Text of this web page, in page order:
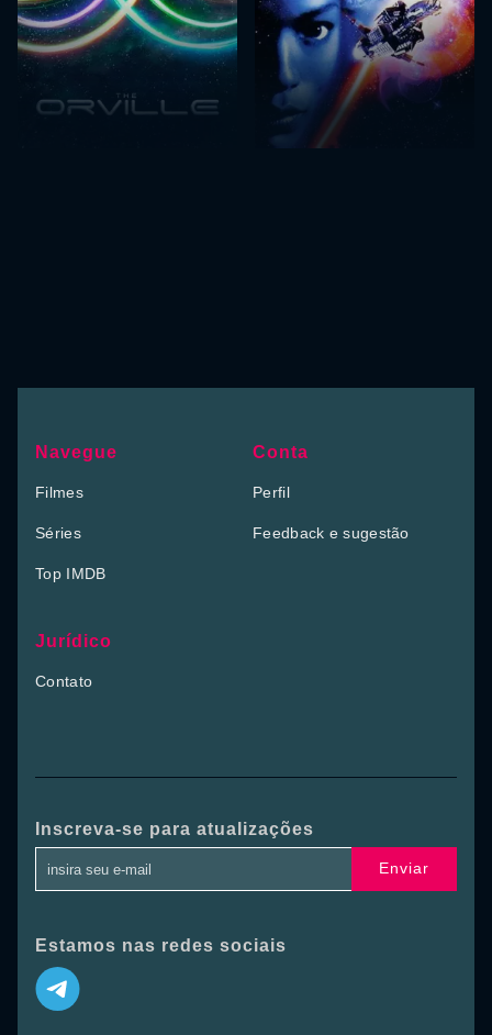
Navegue
Filmes
Séries
Top IMDB
Conta
Perfil
Feedback e sugestão
Jurídico
Contato
Inscreva-se para atualizações
Enviar
Estamos nas redes sociais